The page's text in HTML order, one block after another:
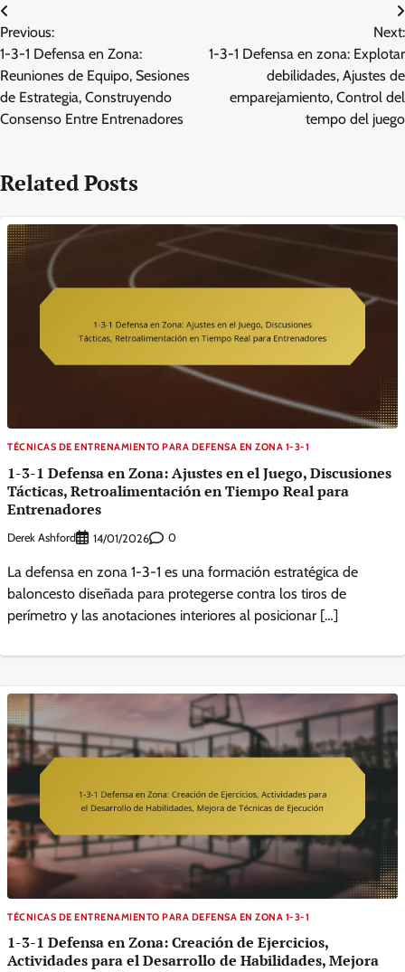
Post
navigation
Previous:
1-3-1 Defensa en Zona:
Reuniones de Equipo, Sesiones
de Estrategia, Construyendo
Consenso Entre Entrenadores
Next:
1-3-1 Defensa en zona: Explotar
debilidades, Ajustes de
emparejamiento, Control del
tempo del juego
Related Posts
TÉCNICAS DE ENTRENAMIENTO PARA DEFENSA EN ZONA 1-3-1
1-3-1 Defensa en Zona: Ajustes en el Juego, Discusiones
Tácticas, Retroalimentación en Tiempo Real para
Entrenadores
Derek Ashford 14/01/2026 0
La defensa en zona 1-3-1 es una formación estratégica de
baloncesto diseñada para protegerse contra los tiros de
perímetro y las anotaciones interiores al posicionar […]
TÉCNICAS DE ENTRENAMIENTO PARA DEFENSA EN ZONA 1-3-1
1-3-1 Defensa en Zona: Creación de Ejercicios,
Actividades para el Desarrollo de Habilidades, Mejora